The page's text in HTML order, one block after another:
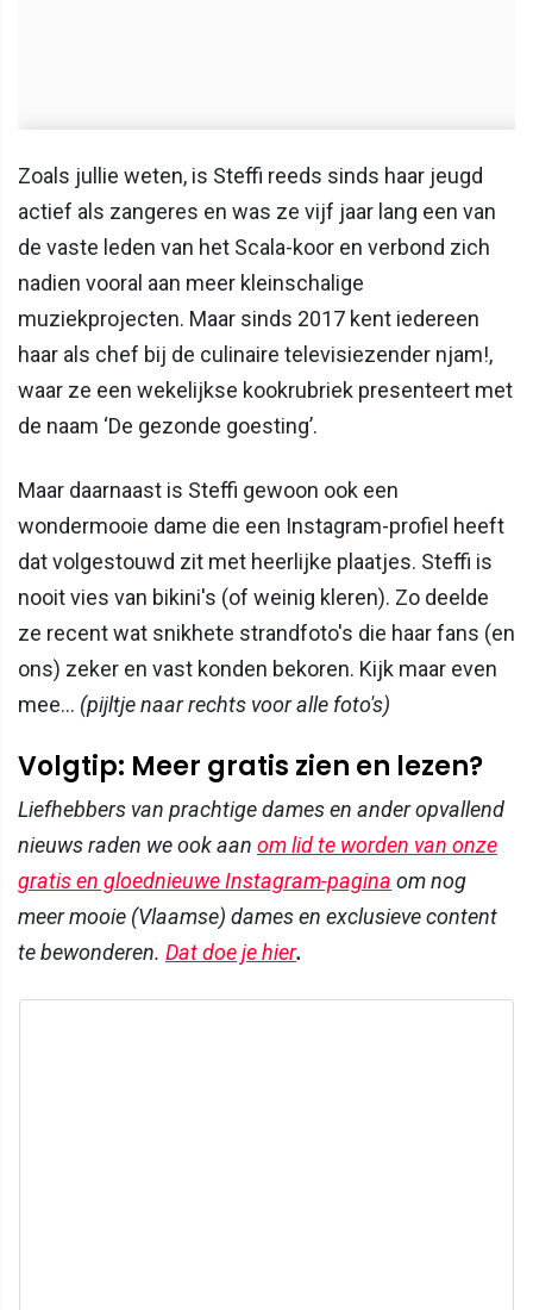
Zoals jullie weten, is Steffi reeds sinds haar jeugd
actief als zangeres en was ze vijf jaar lang een van
de vaste leden van het Scala-koor en verbond zich
nadien vooral aan meer kleinschalige
muziekprojecten. Maar sinds 2017 kent iedereen
haar als chef bij de culinaire televisiezender njam!,
waar ze een wekelijkse kookrubriek presenteert met
de naam ‘De gezonde goesting’.
Maar daarnaast is Steffi gewoon ook een
wondermooie dame die een Instagram-profiel heeft
dat volgestouwd zit met heerlijke plaatjes. Steffi is
nooit vies van bikini's (of weinig kleren). Zo deelde
ze recent wat snikhete strandfoto's die haar fans (en
ons) zeker en vast konden bekoren. Kijk maar even
mee... (pijltje naar rechts voor alle foto's)
Volgtip: Meer gratis zien en lezen?
Liefhebbers van prachtige dames en ander opvallend
nieuws raden we ook aan om lid te worden van onze
gratis en gloednieuwe Instagram-pagina om nog
meer mooie (Vlaamse) dames en exclusieve content
te bewonderen. Dat doe je hier.